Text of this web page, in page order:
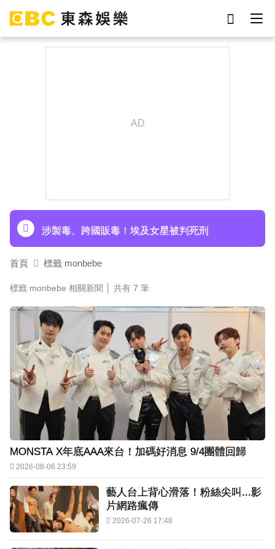
涉製毒、跨國販毒！埃及女星被判死刑
美國抗癌網紅拒安寧！家屬證實死訊 得年26歲
《半澤直樹》男星宣布再婚！迎新生命雙喜臨門
首頁 標籤 monbebe
標籤 monbebe 相關新聞 │ 共有 7 筆
MONSTA X年底AAA來台！加碼好消息 9/4團體回歸
2026-08-06 23:59
藝人台上背心滑落！粉絲尖叫...影
片網路瘋傳
2026-07-26 17:48